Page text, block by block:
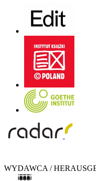
WYDAWCA /